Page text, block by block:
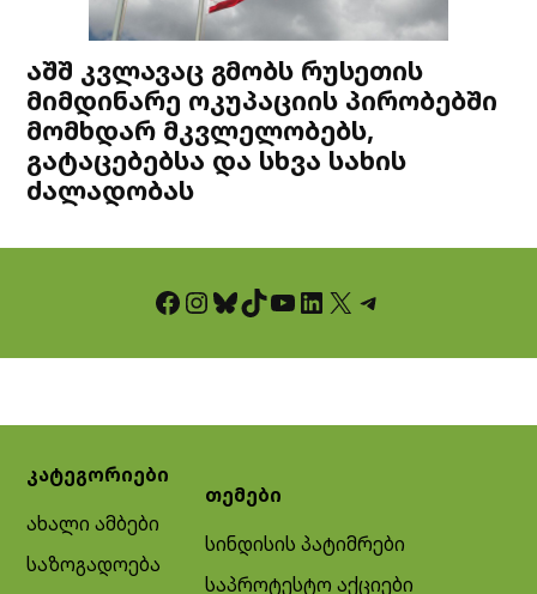
აშშ კვლავაც გმობს რუსეთის
მიმდინარე ოკუპაციის პირობებში
მომხდარ მკვლელობებს,
გატაცებებსა და სხვა სახის
ძალადობას
Facebook InstagramBluesky TikTok YouTube LinkedIn X Telegram
კატეგორიები
ახალი ამბები
საზოგადოება
თემები
სინდისის პატიმრები
საპროტესტო აქციები